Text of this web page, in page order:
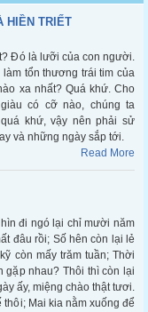
HIỀN TRIẾT
Đó là lưỡi của con người.
tổn thương trái tim của
xa nhất? Quá khứ. Cho
có cỡ nào, chúng ta
khứ, vậy nên phải sử
và những ngày sắp tới.
Read More
đi ngó lại chỉ mười năm
đâu rồi; Số hên còn lại lẻ
còn mấy trăm tuần; Thời
gặp nhau? Thôi thì còn lại
ấy, miệng chào thật tươi.
thôi; Mai kia nằm xuống để